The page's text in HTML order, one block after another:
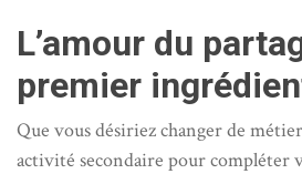
L’amour du
premier
Que vous désiriez changer de
activité secondaire pour compléter